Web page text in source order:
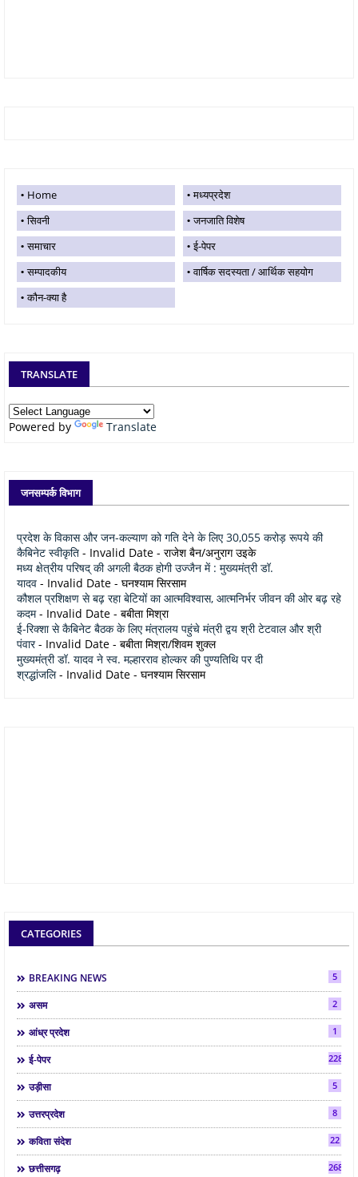
Home
मध्यप्रदेश
सिवनी
जनजाति विशेष
समाचार
ई-पेपर
सम्पादकीय
वार्षिक सदस्यता / आर्थिक सहयोग
कौन-क्या है
TRANSLATE
Powered by Translate
जनसम्पर्क विभाग
प्रदेश के विकास और जन-कल्याण को गति देने के लिए 30,055 करोड़ रूपये की
कैबिनेट स्वीकृति - Invalid Date - राजेश बैन/अनुराग उइके
मध्य क्षेत्रीय परिषद् की अगली बैठक होगी उज्जैन में : मुख्यमंत्री डॉ.
यादव - Invalid Date - घनश्याम सिरसाम
कौशल प्रशिक्षण से बढ़ रहा बेटियों का आत्मविश्वास, आत्मनिर्भर जीवन की ओर बढ़ रहे
कदम- Invalid Date - बबीता मिश्रा
ई-रिक्शा से कैबिनेट बैठक के लिए मंत्रालय पहुंचे मंत्री द्वय श्री टेटवाल और श्री
पंवार- Invalid Date - बबीता मिश्रा/शिवम शुक्ल
मुख्यमंत्री डॉ. यादव ने स्व. मल्हारराव होल्कर की पुण्यतिथि पर दी
श्रद्धांजलि- Invalid Date - घनश्याम सिरसाम
CATEGORIES
BREAKING NEWS 5
असम 2
आंध्र प्रदेश 1
ई-पेपर 2286
उड़ीसा 5
उत्तरप्रदेश 8
कविता संदेश 22
छत्तीसगढ़ 268